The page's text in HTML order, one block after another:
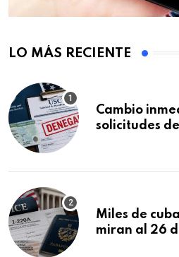
LO MÁS RECIENTE
Cambio
solicitudes
Miles de
miran al 26